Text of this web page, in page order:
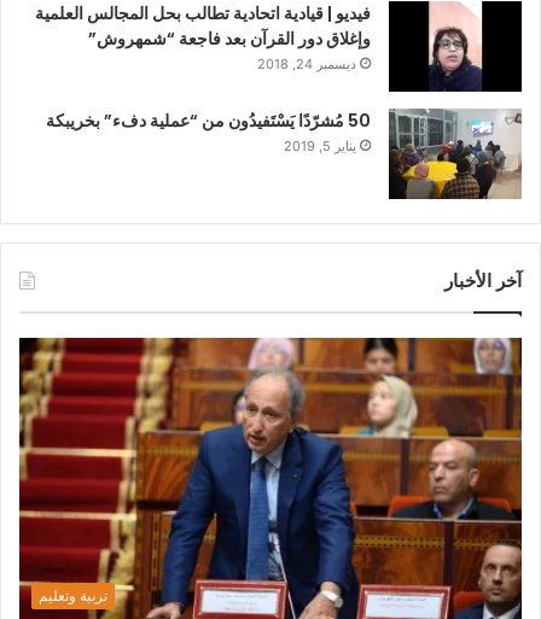
فيديو | قيادية اتحادية تطالب بحل المجالس العلمية
وإغلاق دور القرآن بعد فاجعة “شمهروش”
ديسمبر 24, 2018
50 مُشرّدًا يَسْتَفيدُون من “عملية دفء” بخريبكة
يناير 5, 2019
آخر الأخبار
تربية وتعليم